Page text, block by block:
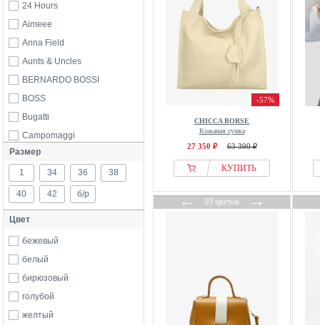
24 Hours
Aimeee
Anna Field
Aunts & Uncles
BERNARDO BOSSI
BOSS
Bugatti
Campomaggi
Chiara Ferretti
CHICCA BORSE
Cinino
CLASS ROBERTO CAVALLI
Coach
Coccinelle
DKNY
Doughnut
Dr. Martens
Размер
1 34 36 38
40 42 б/р
Цвет
бежевый
белый
бирюзовый
голубой
желтый
-57%
CHICCA BORSE
Кожаная сумка
27 350 ₽ 63 390 ₽
КУПИТЬ
←19 цветов→